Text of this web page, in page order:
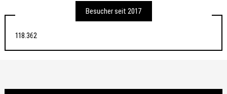
Besucher seit 2017
118.362